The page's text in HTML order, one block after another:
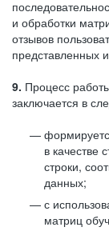
и обработки
отзывов
представленных
9. Процесс
заключается в
в качестве
строки,
данных;
с
матриц